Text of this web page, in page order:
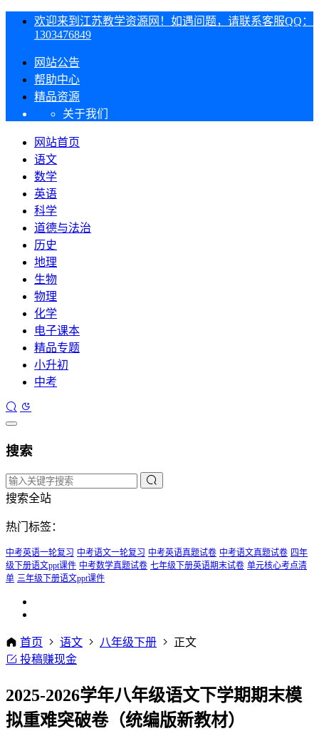
欢迎来到江苏教学资源网！如遇问题，请联系客服QQ：
1303476849
网站公告
帮助中心
精品资源
关于我们
网站首页
语文
数学
英语
科学
道德与法治
历史
地理
生物
物理
化学
电子课本
精品专题
小升初
中考
搜索
搜索全站
热门标签：
中考英语一轮复习 中考语文一轮复习 中考英语真题试卷 中考语文真题试卷 四年
级下册语文ppt课件 中考数学真题试卷 七年级下册英语期末试卷 单元核心考点清
单 三年级下册语文ppt课件
首页 语文 八年级下册
正文
投稿赚现金
2025-2026学年八年级语文下学期期末模
拟重难突破卷（统编版新教材）